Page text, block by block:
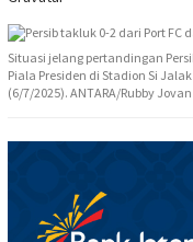
Situasi jelang pertandingan
Piala Presiden di Stadion Si
(6/7/2025). ANTARA/Rubby Jovan